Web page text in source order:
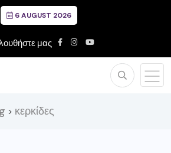
6 AUGUST 2026
μας
> κερκίδες